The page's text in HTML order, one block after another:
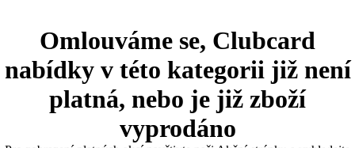
Omlouváme se, Clubcard
nabídky v této kategorii již není
platná, nebo je již zboží
vyprodáno